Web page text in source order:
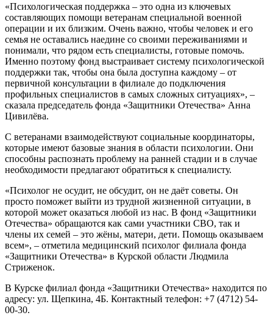
«Психологическая поддержка – это одна из ключевых
составляющих помощи ветеранам специальной военной
операции и их близким. Очень важно, чтобы человек и его
семья не оставались наедине со своими переживаниями и
понимали, что рядом есть специалисты, готовые помочь.
Именно поэтому фонд выстраивает систему психологической
поддержки так, чтобы она была доступна каждому – от
первичной консультации в филиале до подключения
профильных специалистов в самых сложных ситуациях», –
сказала председатель фонда «Защитники Отечества» Анна
Цивилёва.
С ветеранами взаимодействуют социальные координаторы,
которые имеют базовые знания в области психологии. Они
способны распознать проблему на ранней стадии и в случае
необходимости предлагают обратиться к специалисту.
«Психолог не осудит, не обсудит, он не даёт советы. Он
просто поможет выйти из трудной жизненной ситуации, в
которой может оказаться любой из нас. В фонд «Защитники
Отечества» обращаются как сами участники СВО, так и
члены их семей – это жёны, матери, дети. Помощь оказываем
всем», – отметила медицинский психолог филиала фонда
«Защитники Отечества» в Курской области Людмила
Стриженок.
В Курске филиал фонда «Защитники Отечества» находится по
адресу: ул. Щепкина, 4Б. Контактный телефон: +7 (4712) 54-
00-30.